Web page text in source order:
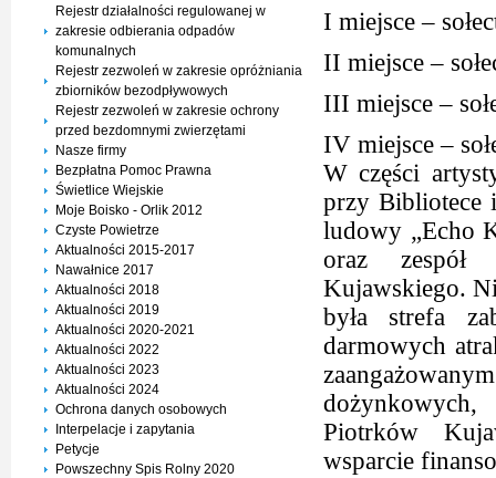
Rejestr działalności regulowanej w
zakresie odbierania odpadów
komunalnych
Rejestr zezwoleń w zakresie opróżniania
zbiorników bezodpływowych
Rejestr zezwoleń w zakresie ochrony
przed bezdomnymi zwierzętami
Nasze firmy
Bezpłatna Pomoc Prawna
Świetlice Wiejskie
Moje Boisko - Orlik 2012
Czyste Powietrze
Aktualności 2015-2017
Nawałnice 2017
Aktualności 2018
Aktualności 2019
Aktualności 2020-2021
Aktualności 2022
Aktualności 2023
Aktualności 2024
Ochrona danych osobowych
Interpelacje i zapytania
Petycje
Powszechny Spis Rolny 2020
I miejsce –
II miejsce –
III miejsce –
IV miejsce –
W części
przy Bibliotece
ludowy „Echo
oraz zespół
Kujawskiego.
była strefa
darmowych
Piotrków
wsparcie